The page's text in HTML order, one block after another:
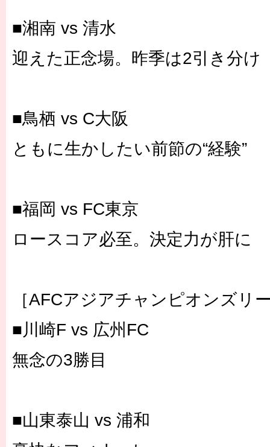
■湘南 vs 清水
迎えた正念場。昨季は2引き分け
■鳥栖 vs C大阪
ともに生かしたい前節の“経験”
■福岡 vs FC東京
ロースコア必至。決定力が肝に
［AFCアジアチャンピオンズリ
■川崎F vs 広州FC
無念の3勝目
■山東泰山 vs 浦和